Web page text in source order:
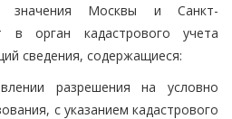
значения Москвы и Санкт-
в орган кадастрового учета
сведения, содержащиеся:
разрешения на условно
с указанием кадастрового